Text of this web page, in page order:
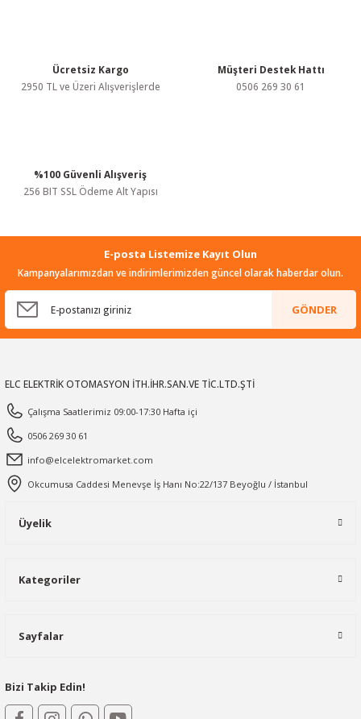
Bu ürüne benzer farklı alternatifler olmalı.
Ücretsiz Kargo
2950 TL ve Üzeri Alışverişlerde
Müşteri Destek Hattı
0506 269 30 61
%100 Güvenli Alışveriş
256 BIT SSL Ödeme Alt Yapısı
E-posta Listemize Kayıt Olun
Kampanyalarımızdan ve indirimlerimizden güncel olarak haberdar olun.
GÖNDER
ELC ELEKTRİK OTOMASYON İTH.İHR.SAN.VE TİC.LTD.ŞTİ
Çalışma Saatlerimiz 09:00-17:30 Hafta içi
0506 269 30 61
info@elcelektromarket.com
Okcumusa Caddesi Menevşe İş Hanı No:22/137 Beyoğlu / İstanbul
Üyelik
Kategoriler
Sayfalar
Bizi Takip Edin!